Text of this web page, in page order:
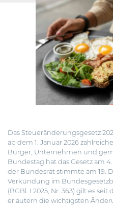
Das Steueränderungsgesetz
ab dem 1. Januar 2026
Bürger, Unternehmen und
Bundestag hat das Gesetz am
der Bundesrat stimmte am 19.
Verkündung im
(BGBl. I 2025, Nr. 363) gilt es
erläutern die wichtigsten